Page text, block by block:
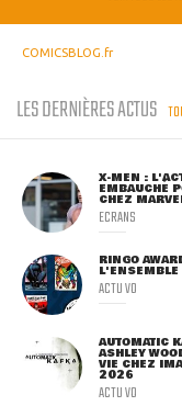
COMICSBLOG.fr
LES DERNIÈRES ACTUS
X-MEN :
EMBAUCHÉ
CHEZ
ECRANS
RINGO
L'ENSEMBLE
ACTU VO
AUTOMATIC
ASHLEY
VIE CHEZ
2026
ACTU VO